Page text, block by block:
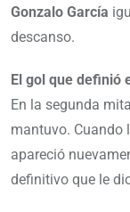
Gonzalo García
descanso.
El gol que definió
En la segunda
mantuvo. Cuando
apareció
definitivo que le